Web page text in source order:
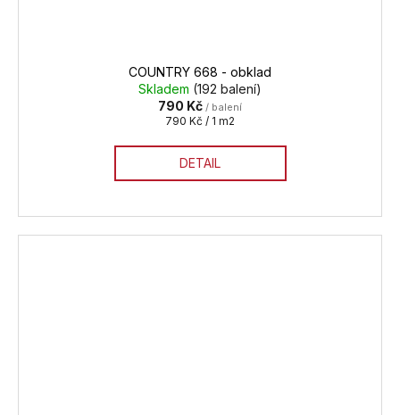
COUNTRY 668 - obklad
Skladem (192 balení)
790 Kč / balení
Měrná
790 Kč / 1 m2
DETAIL